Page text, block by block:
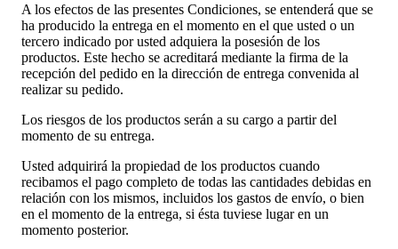
A los efectos de las presentes Condiciones, se entenderá que se
ha producido la entrega en el momento en el que usted o un
tercero indicado por usted adquiera la posesión de los
productos. Este hecho se acreditará mediante la firma de la
recepción del pedido en la dirección de entrega convenida al
realizar su pedido.
Los riesgos de los productos serán a su cargo a partir del
momento de su entrega.
Usted adquirirá la propiedad de los productos cuando
recibamos el pago completo de todas las cantidades debidas en
relación con los mismos, incluidos los gastos de envío, o bien
en el momento de la entrega, si ésta tuviese lugar en un
momento posterior.